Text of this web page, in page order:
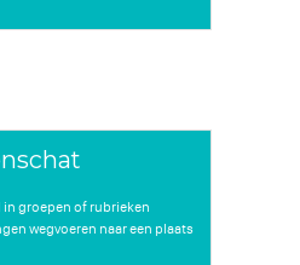
groepen of rubrieken
wegvoeren naar een plaats